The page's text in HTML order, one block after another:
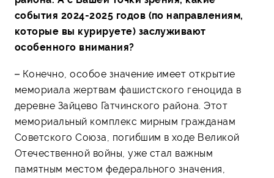
события 2024-2025 годов (по направлениям,
которые вы курируете) заслуживают
особенного внимания?
– Конечно, особое значение имеет открытие
мемориала жертвам фашистского геноцида в
деревне Зайцево Гатчинского района. Этот
мемориальный комплекс мирным гражданам
Советского Союза, погибшим в ходе Великой
Отечественной войны, уже стал важным
памятным местом федерального значения,